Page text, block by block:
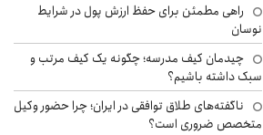
راهی مطمئن برای حفظ ارزش پول در شرایط
نوسان
چیدمان کیف مدرسه؛ چگونه یک کیف مرتب و
سبک داشته باشیم؟
ناگفته‌های طلاق توافقی در ایران؛ چرا حضور وکیل
متخصص ضروری است؟